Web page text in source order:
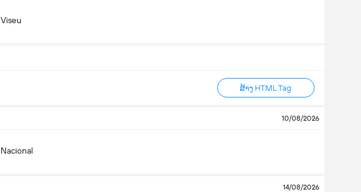
Viseu
ສ້າງ HTML Tag
10/08/2026
Nacional
14/08/2026